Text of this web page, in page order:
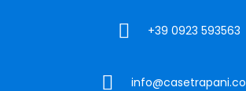
+39 0923 593563